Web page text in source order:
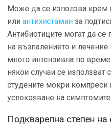
Може да се използва крем
или антихистамин за
Антибиотиците могат да се
на възпалението и
много интензивна по
някои случаи се използват
студените мокри компреси
успокояване на симптомите.
Подкварепна степен на